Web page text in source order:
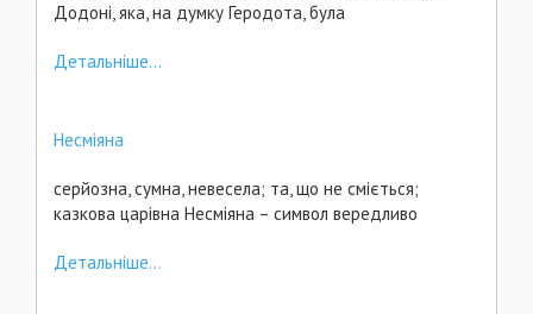
Додоні, яка, на думку Геродота, була
Детальніше...
Несміяна
серйозна, сумна, невесела; та, що не сміється;
казкова царівна Несміяна – символ вередливо
Детальніше...